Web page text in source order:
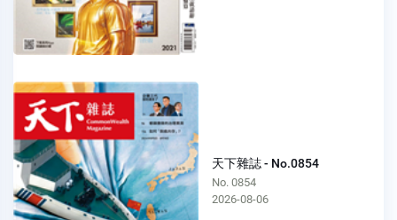
天下雜誌 - No.0854
No. 0854
2026-08-06